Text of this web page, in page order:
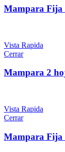
Mampara Fija
Vista Rapida
Cerrar
Mampara 2
Vista Rapida
Cerrar
Mampara Fija